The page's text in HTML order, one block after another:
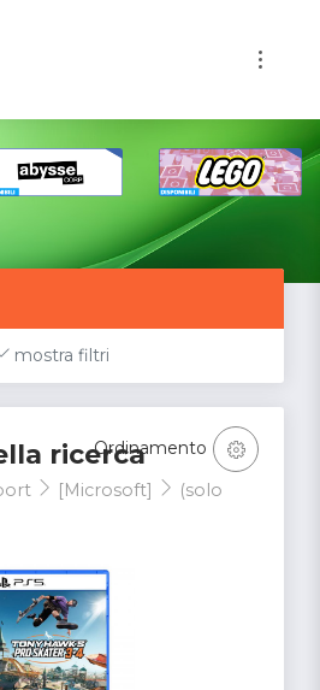
mostra filtri
ricerca
[Microsoft]
(solo
Ordinamento